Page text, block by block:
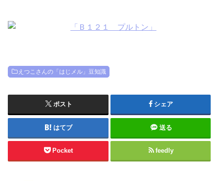
えつこさんの「はじメル」豆知識
ポスト シェア
はてブ 送る
Pocket feedly